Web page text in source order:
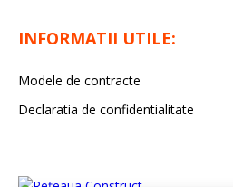
INFORMATII UTILE:
Modele de contracte
Declaratia de confidentialitate